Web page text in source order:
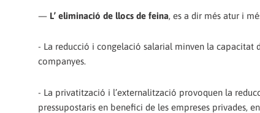
— L’ eliminació de llocs de feina, es a dir més atur i
- La reducció i congelació salarial minven la capacitat
companyes.
- La privatització i l’externalització provoquen la
pressupostaris en benefici de les empreses privades,